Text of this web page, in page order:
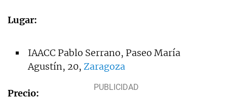
Lugar:
IAACC Pablo Serrano, Paseo María
Agustín, 20, Zaragoza
Precio: